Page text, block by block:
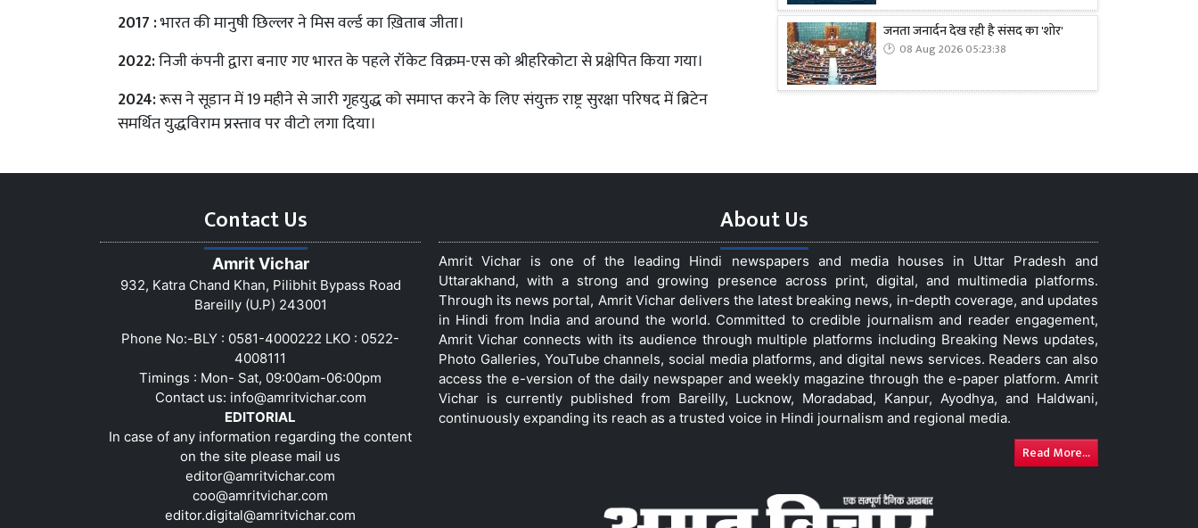
2017 :भारत की मानुषी छिल्लर ने मिस वर्ल्ड का ख़िताब जीता।
2022:निजी कंपनी द्वारा बनाए गए भारत के पहले रॉकेट विक्रम-एस को श्रीहरिकोटा से प्रक्षेपित किया गया।
2024:रूस ने सूडान में 19 महीने से जारी गृहयुद्ध को समाप्त करने के लिए संयुक्त राष्ट्र सुरक्षा परिषद में ब्रिटेन
समर्थित युद्धविराम प्रस्ताव पर वीटो लगा दिया।
जनता जनार्दन देख रही है संसद का 'शोर'
08 Aug 2026 05:23:38
Contact Us
Amrit Vichar
932, Katra Chand Khan, Pilibhit Bypass Road
Bareilly (U.P) 243001
Phone No:-BLY : 0581-4000222 LKO : 0522-
4008111
Timings : Mon- Sat, 09:00am-06:00pm
Contact us: info@amritvichar.com
EDITORIAL
In case of any information regarding the content
on the site please mail us
editor@amritvichar.com
coo@amritvichar.com
editor.digital@amritvichar.com
About Us
Amrit Vichar is one of the leading Hindi newspapers and media houses in Uttar Pradesh and
Uttarakhand, with a strong and growing presence across print, digital, and multimedia platforms.
Through its news portal, Amrit Vichar delivers the latest breaking news, in-depth coverage, and updates
in Hindi from India and around the world. Committed to credible journalism and reader engagement,
Amrit Vichar connects with its audience through multiple platforms including Breaking News updates,
Photo Galleries, YouTube channels, social media platforms, and digital news services. Readers can also
access the e-version of the daily newspaper and weekly magazine through the e-paper platform. Amrit
Vichar is currently published from Bareilly, Lucknow, Moradabad, Kanpur, Ayodhya, and Haldwani,
continuously expanding its reach as a trusted voice in Hindi journalism and regional media.
Read More...